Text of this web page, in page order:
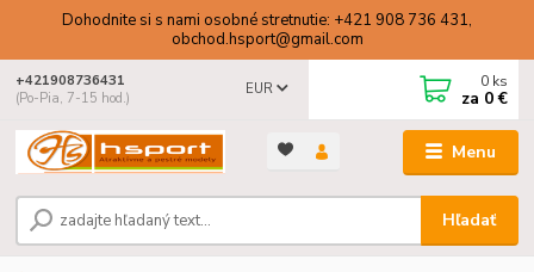
Dohodnite si s nami osobné stretnutie: +421 908 736 431,
obchod.hsport@gmail.com
Menu
EUR
Hľadať
+421908736431
(Po-Pia, 7-15 hod.)
0 ks
za 0 €